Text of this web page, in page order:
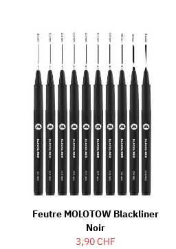
Feutre MOLOTOW Blackliner
Noir
3,90 CHF